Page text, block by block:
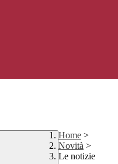
Home >
Novità >
Le notizie